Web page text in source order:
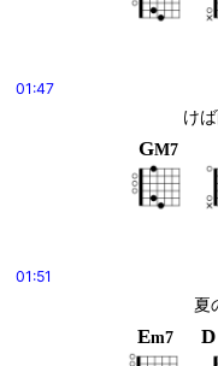
01:47
け
GM7
01:51
夏
Em7 D